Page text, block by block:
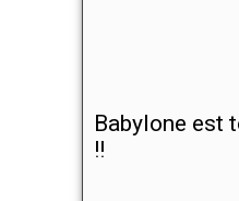
Babylone est
!!